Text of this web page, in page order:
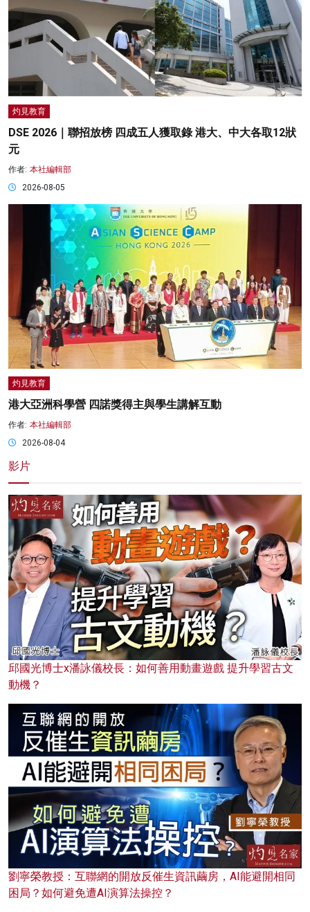
灼見教育
DSE 2026｜聯招放榜 四成五人獲取錄 港大、中大各取12狀
元
作者: 本社編輯部
2026-08-05
灼見教育
港大亞洲科學營 四諾獎得主與學生講解互動
作者: 本社編輯部
2026-08-04
影片
邱國光博士x潘詠儀校長：如何善用動畫遊戲 提升學習古文
動機？
劉寧榮教授：互聯網的開放反催生資訊繭房，AI能避開相同
困局？如何避免遭AI演算法操控？